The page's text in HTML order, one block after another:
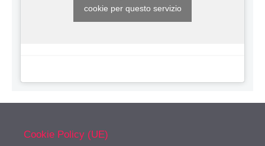
cookie per questo servizio
Cookie Policy (UE)